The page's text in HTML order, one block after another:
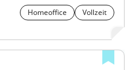
Homeoffice
Vollzeit